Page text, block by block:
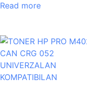
Read more